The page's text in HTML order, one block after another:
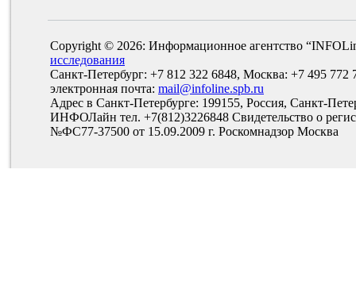
Copyright © 2026: Информационное агентство
исследования
Санкт-Петербург: +7 812 322 6848, Москва: +7 495 772
электронная почта: mail@infoline.spb.ru
Адрес в Санкт-Петербурге: 199155, Россия, Санкт-
ИНФОЛайн тел. +7(812)3226848 Свидетельство о
№ФС77-37500 от 15.09.2009 г. Роскомнадзор Москва